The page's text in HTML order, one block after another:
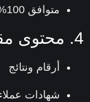
متوافق 100% مع الجوال
أرقام ونتائج
شهادات عملاء